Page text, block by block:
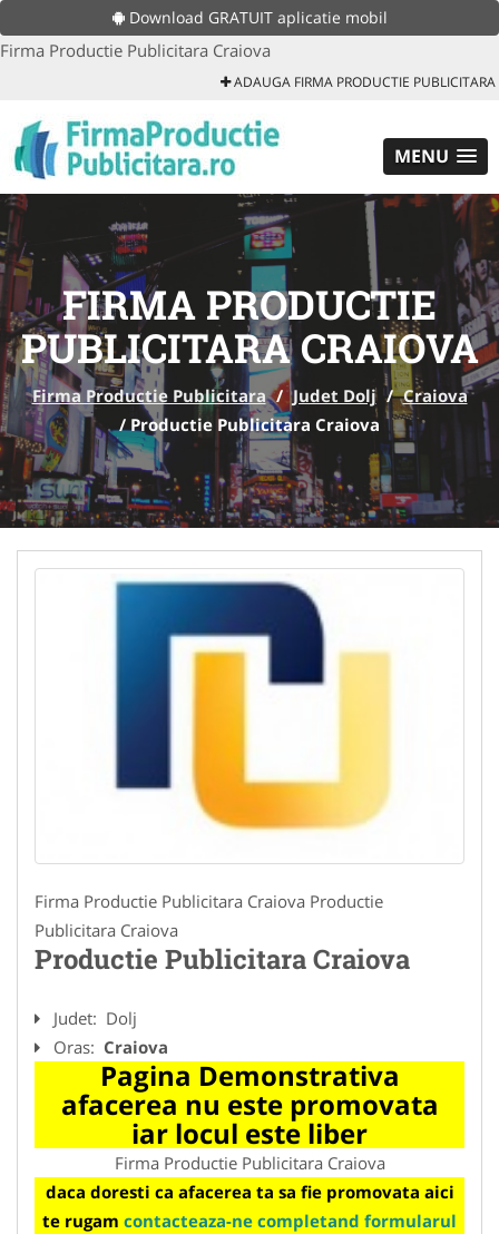
Download GRATUIT aplicatie mobil
Firma Productie Publicitara Craiova
ADAUGA FIRMA PRODUCTIE PUBLICITARA
MENU
FIRMA PRODUCTIE
PUBLICITARA CRAIOVA
Firma Productie Publicitara / Judet Dolj / Craiova
/Productie Publicitara Craiova
Firma Productie Publicitara Craiova Productie
Publicitara Craiova
Productie Publicitara Craiova
Judet: Dolj
Oras: Craiova
Pagina Demonstrativa
afacerea nu este promovata
iar locul este liber
Firma Productie Publicitara Craiova
daca doresti ca afacerea ta sa fie promovata aici
te rugam contacteaza-ne completand formularul